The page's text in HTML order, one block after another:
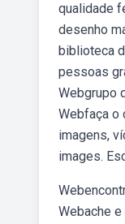
qualidade
desenho
biblioteca
pessoas
Webgrupo
Webfaça o
imagens,
images.
Webache